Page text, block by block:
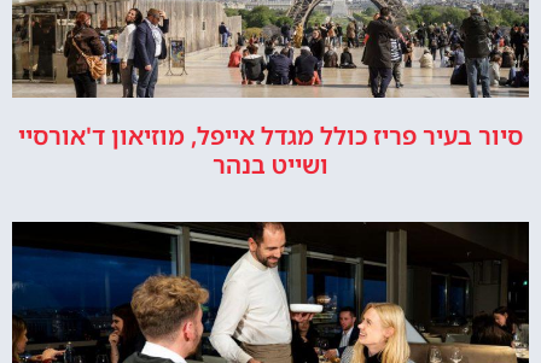
סיור בעיר פריז כולל מגדל אייפל, מוזיאון ד'אורסיי
ושייט בנהר